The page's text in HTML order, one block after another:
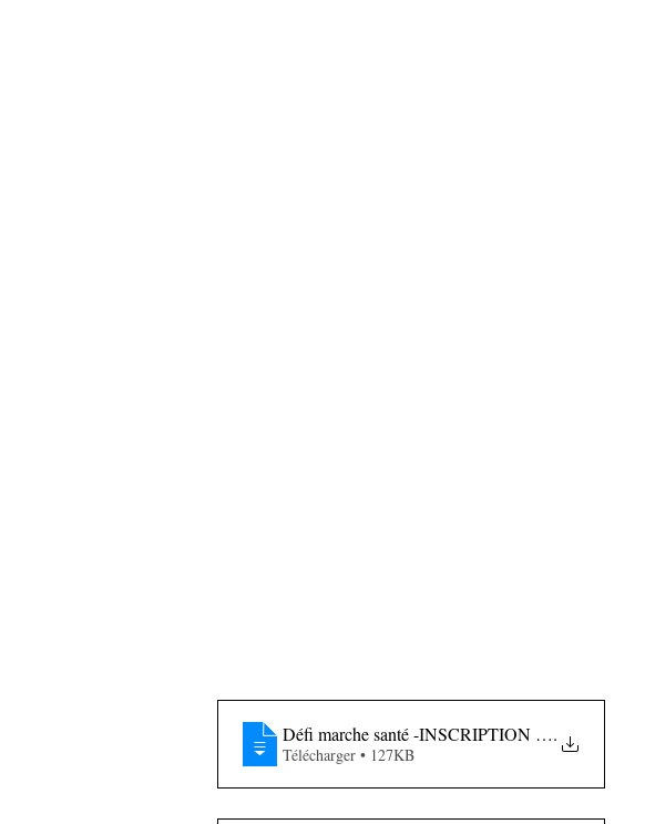
Défi marche santé -INSCRIPTION et RESULT
.
Télécharger • 127KB